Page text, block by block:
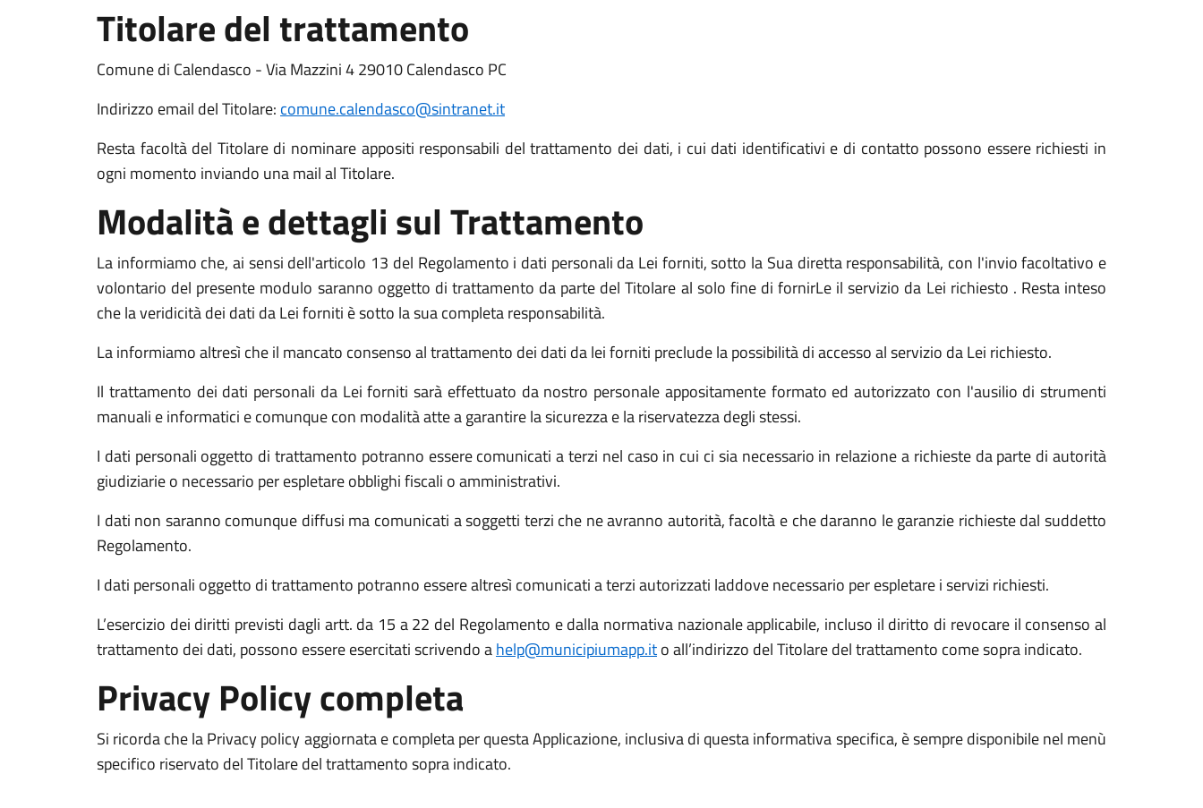
Titolare del trattamento
Comune di Calendasco - Via Mazzini 4 29010 Calendasco PC
Indirizzo email del Titolare: comune.calendasco@sintranet.it
Resta facoltà del Titolare di nominare appositi responsabili del trattamento dei dati, i cui dati identificativi e di contatto possono essere richiesti in
ogni momento inviando una mail al Titolare.
Modalità e dettagli sul Trattamento
La informiamo che, ai sensi dell'articolo 13 del Regolamento i dati personali da Lei forniti, sotto la Sua diretta responsabilità, con l'invio facoltativo e
volontario del presente modulo saranno oggetto di trattamento da parte del Titolare al solo fine di fornirLe il servizio da Lei richiesto . Resta inteso
che la veridicità dei dati da Lei forniti è sotto la sua completa responsabilità.
La informiamo altresì che il mancato consenso al trattamento dei dati da lei forniti preclude la possibilità di accesso al servizio da Lei richiesto.
Il trattamento dei dati personali da Lei forniti sarà effettuato da nostro personale appositamente formato ed autorizzato con l'ausilio di strumenti
manuali e informatici e comunque con modalità atte a garantire la sicurezza e la riservatezza degli stessi.
I dati personali oggetto di trattamento potranno essere comunicati a terzi nel caso in cui ci sia necessario in relazione a richieste da parte di autorità
giudiziarie o necessario per espletare obblighi fiscali o amministrativi.
I dati non saranno comunque diffusi ma comunicati a soggetti terzi che ne avranno autorità, facoltà e che daranno le garanzie richieste dal suddetto
Regolamento.
I dati personali oggetto di trattamento potranno essere altresì comunicati a terzi autorizzati laddove necessario per espletare i servizi richiesti.
L’esercizio dei diritti previsti dagli artt. da 15 a 22 del Regolamento e dalla normativa nazionale applicabile, incluso il diritto di revocare il consenso al
trattamento dei dati, possono essere esercitati scrivendo ahelp@municipiumapp.ito all’indirizzo del Titolare del trattamento come sopra indicato.
Privacy Policy completa
Si ricorda che la Privacy policy aggiornata e completa per questa Applicazione, inclusiva di questa informativa specifica, è sempre disponibile nel menù
specifico riservato del Titolare del trattamento sopra indicato.